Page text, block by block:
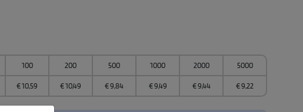
100 200 500 1000 2000 5000
€10,59 €10,49 €9,84 €9,49 €9,44 €9,22